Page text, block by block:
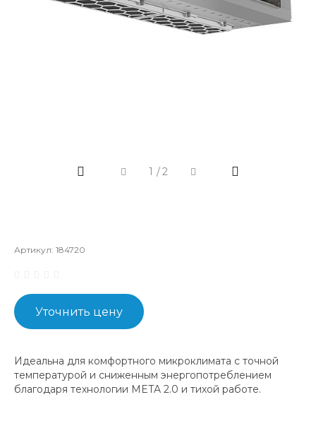
1 /2
Артикул: 184720
Уточнить цену
Идеальна для комфортного микроклимата с точной
температурой и сниженным энергопотреблением
благодаря технологии META 2.0 и тихой работе.